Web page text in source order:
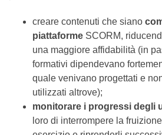
Lo standard SCORM offre
l’erogazione e la gestione della
particolare, consente di:
creare contenuti che siano
le piattaformeSCORM,
garantendo una maggiore
i contenuti formativi